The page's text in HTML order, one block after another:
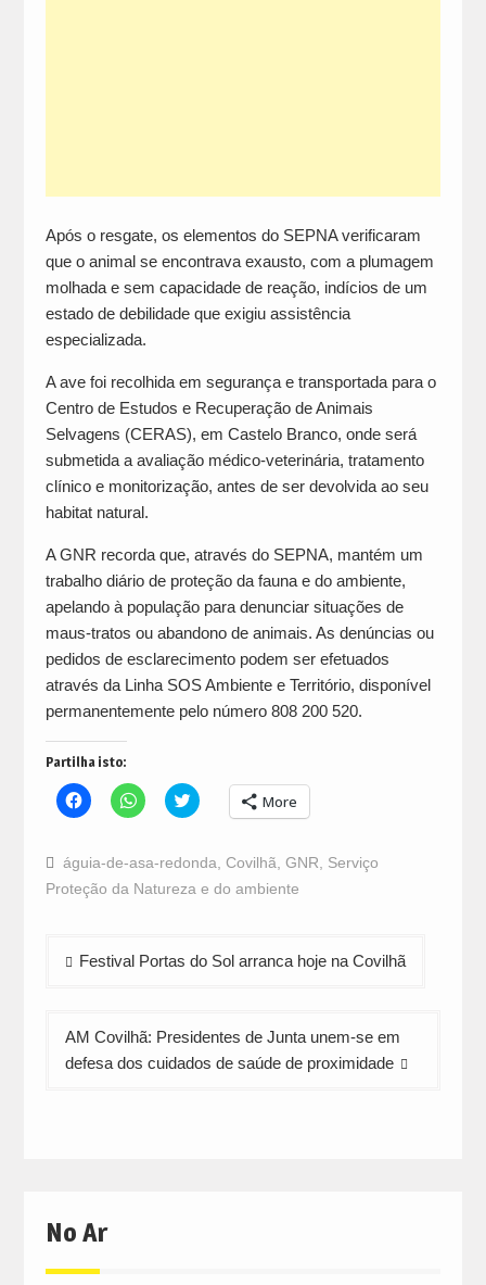
Após o resgate, os elementos do SEPNA verificaram
que o animal se encontrava exausto, com a plumagem
molhada e sem capacidade de reação, indícios de um
estado de debilidade que exigiu assistência
especializada.
A ave foi recolhida em segurança e transportada para o
Centro de Estudos e Recuperação de Animais
Selvagens (CERAS), em Castelo Branco, onde será
submetida a avaliação médico-veterinária, tratamento
clínico e monitorização, antes de ser devolvida ao seu
habitat natural.
A GNR recorda que, através do SEPNA, mantém um
trabalho diário de proteção da fauna e do ambiente,
apelando à população para denunciar situações de
maus-tratos ou abandono de animais. As denúncias ou
pedidos de esclarecimento podem ser efetuados
através da Linha SOS Ambiente e Território, disponível
permanentemente pelo número 808 200 520.
Partilha isto:
Click
to
Facebook
(Opens
in
new
Click
to
WhatsApp
(Opens
in
new
Click
to
Twitter
(Opens
in
new
More
águia-de-asa-redonda, Covilhã, GNR, Serviço
Proteção da Natureza e do ambiente
Navegação
Festival Portas do Sol arranca hoje na Covilhã
AM Covilhã: Presidentes de Junta unem-se em
defesa dos cuidados de saúde de proximidade
No Ar